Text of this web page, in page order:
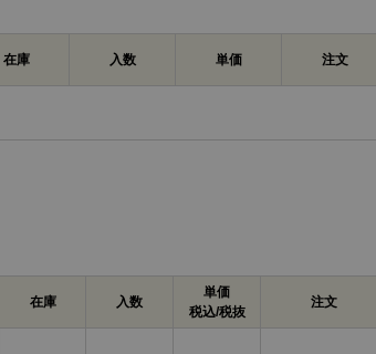
在庫 入数 単価 注文
在庫 入数
単価
税込/税抜
注文